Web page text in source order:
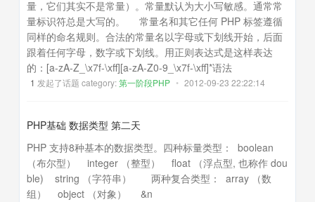
量，它们其实不是常量）。常量默认为大小写敏感。通常常
量标识符总是大写的。 常量名和其它任何 PHP 标签遵循
同样的命名规则。合法的常量名以字母或下划线开始，后面
跟着任何字母，数字或下划线。用正则表达式是这样表达
的：[a-zA-Z_\x7f-\xff][a-zA-Z0-9_\x7f-\xff]*语法
1 发起了话题 category:第一阶段PHP • 2012-09-23 22:22:14
PHP基础 数据类型 第二天
PHP 支持8种基本的数据类型。四种标量类型： boolean
（布尔型） integer （整型） float （浮点型, 也称作 dou
ble) string （字符串） 两种复合类型： array （数
组） object （对象） &n